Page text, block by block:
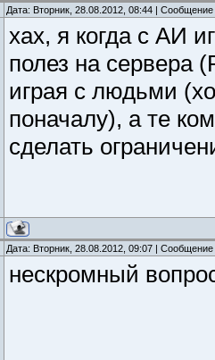
Дата: Вторник, 28.08.2012, 08:44 |
хах, я когда с АИ
полез на сервера
играя с людьми
поначалу), а те
сделать
Дата: Вторник, 28.08.2012, 09:07 |
нескромный